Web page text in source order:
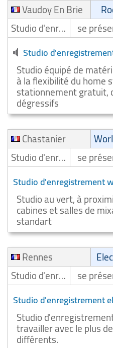
Vaudoy En Brie
Studio d'enregistrement
se
Studio
Studio équipé de
à la flexibilité du home
stationnement gratuit,
dégressifs
Chastanier
Studio d'enregistrement
se
Studio d'enregistrement
Studio au vert, à
cabines et salles de
standart
Rennes
Studio d'enregistrement
se
Studio d'enregistrement
Studio
travailler avec le plus
différents.